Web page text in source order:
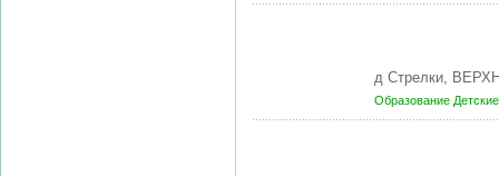
д Стрелки,
Образование